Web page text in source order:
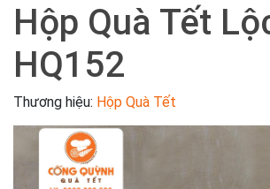
Hộp Quà Tết
HQ152
Thương hiệu: Hộp Quà Tết